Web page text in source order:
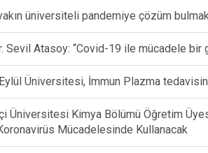
üniversiteli pandemiye çözüm
Sevil Atasoy: “Covid-19 ile mücadele
Üniversitesi, İmmun Plazma
Üniversitesi Kimya Bölümü Öğretim
Mücadelesinde Kullanacak